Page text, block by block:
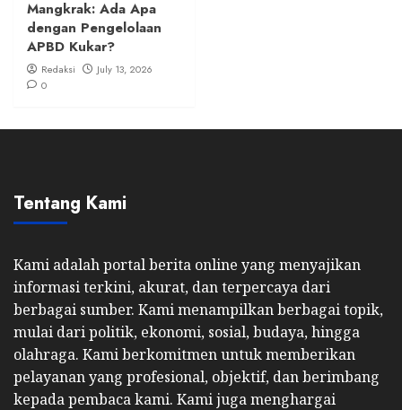
Mangkrak: Ada Apa
dengan Pengelolaan
APBD Kukar?
Redaksi
July 13, 2026
0
Tentang Kami
Kami adalah portal berita online yang menyajikan
informasi terkini, akurat, dan terpercaya dari
berbagai sumber. Kami menampilkan berbagai topik,
mulai dari politik, ekonomi, sosial, budaya, hingga
olahraga. Kami berkomitmen untuk memberikan
pelayanan yang profesional, objektif, dan berimbang
kepada pembaca kami. Kami juga menghargai